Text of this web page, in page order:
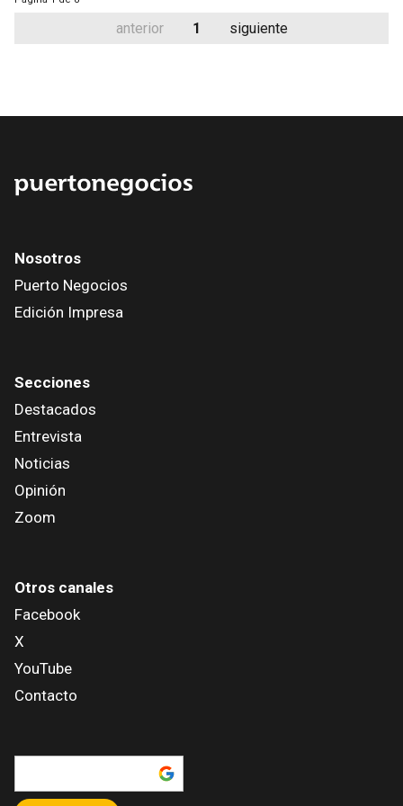
anterior 1 siguiente
Nosotros
Puerto Negocios
Edición Impresa
Secciones
Destacados
Entrevista
Noticias
Opinión
Zoom
Otros canales
Facebook
X
YouTube
Contacto